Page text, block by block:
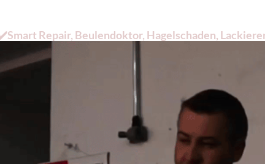
Repair, Beulendoktor, Hagelschaden,
haben: ➡️ Dellentechnik-Mesenez, Ihr